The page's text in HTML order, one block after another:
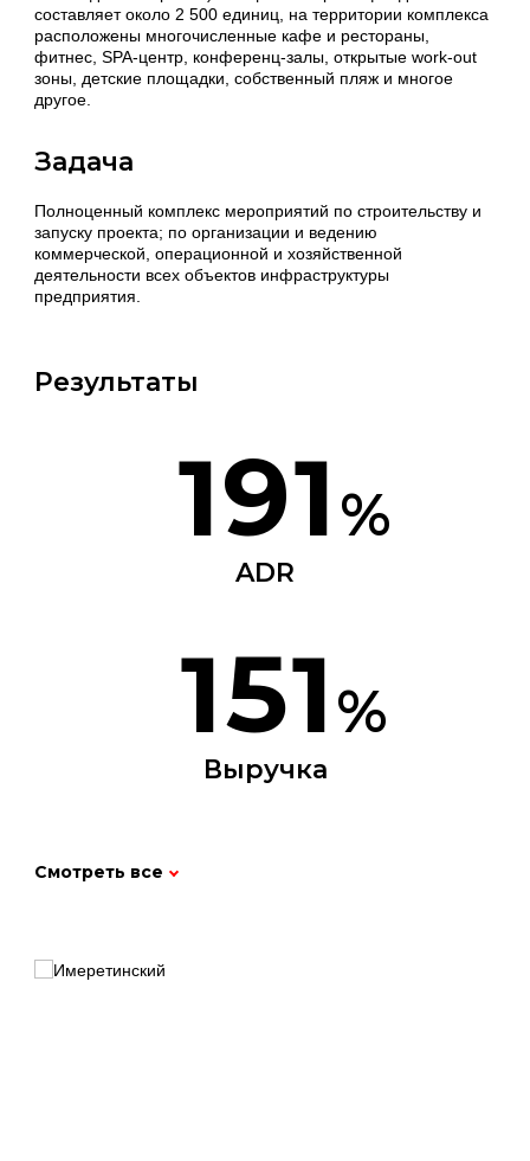
составляет около 2 500 единиц, на территории комплекса
расположены многочисленные кафе и рестораны,
фитнес, SPA-центр, конференц-залы, открытые work-out
зоны, детские площадки, собственный пляж и многое
другое.
Задача
Полноценный комплекс мероприятий по строительству и
запуску проекта; по организации и ведению
коммерческой, операционной и хозяйственной
деятельности всех объектов инфраструктуры
предприятия.
Результаты
191%
ADR
151%
Выручка
12
Смотреть все